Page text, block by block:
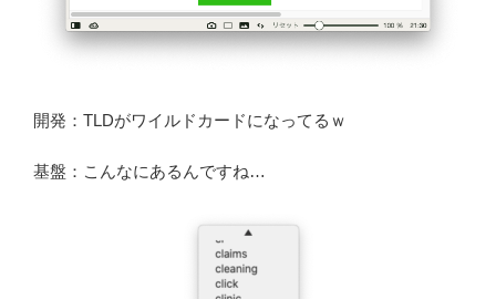
開発：TLDがワイルドカードになってるｗ
基盤：こんなにあるんですね…